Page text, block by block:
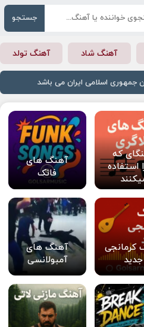
جستجو
آهنگ شاد آهنگ تولد
جمهوری اسلامی ایران می باشد
که
استفاده
آهنگ های
فانک
کرمانجی
جدید
آهنگ های
آمبولانسی